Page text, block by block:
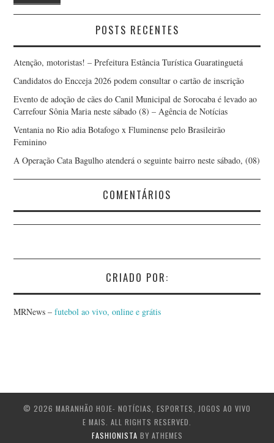
POSTS RECENTES
Atenção, motoristas! – Prefeitura Estância Turística Guaratinguetá
Candidatos do Encceja 2026 podem consultar o cartão de inscrição
Evento de adoção de cães do Canil Municipal de Sorocaba é levado ao
Carrefour Sônia Maria neste sábado (8) – Agência de Notícias
Ventania no Rio adia Botafogo x Fluminense pelo Brasileirão
Feminino
A Operação Cata Bagulho atenderá o seguinte bairro neste sábado, (08)
COMENTÁRIOS
CRIADO POR:
MRNews –futebol ao vivo, online e grátis
© 2026 MARANHÃO HOJE- NOTÍCIAS, ESPORTES, JOGOS AO VIVO
E MAIS. ALL RIGHTS RESERVED.
FASHIONISTA BY ATHEMES